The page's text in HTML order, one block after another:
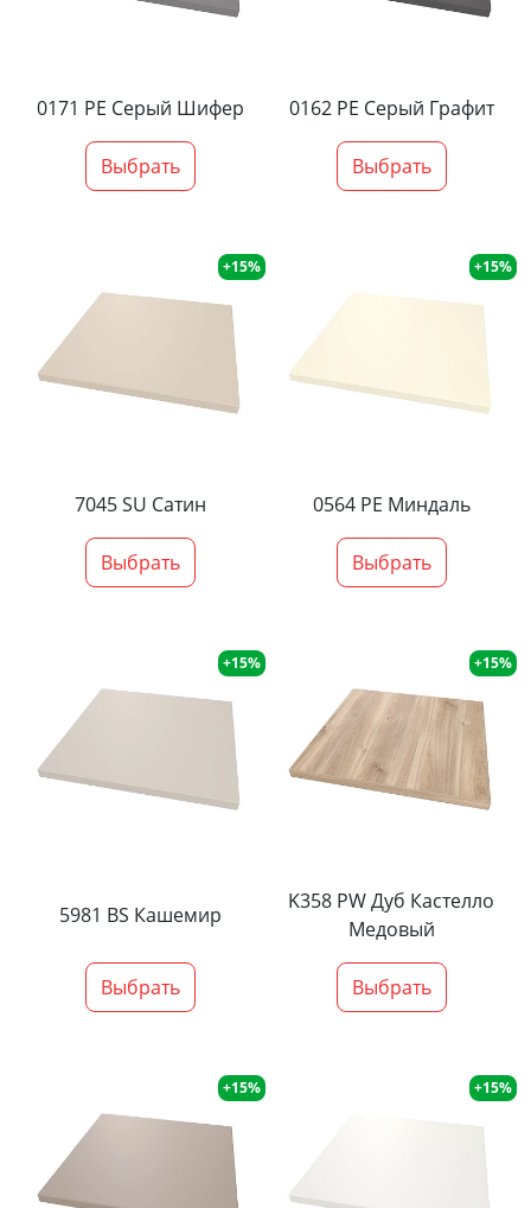
0171 PE Серый Шифер
Выбрать
0162 PE Серый Графит
Выбрать
+15%
7045 SU Сатин
Выбрать
+15%
0564 PE Миндаль
Выбрать
+15%
5981 BS Кашемир
Выбрать
+15%
K358 PW Дуб Кастелло
Медовый
Выбрать
+15% +15%